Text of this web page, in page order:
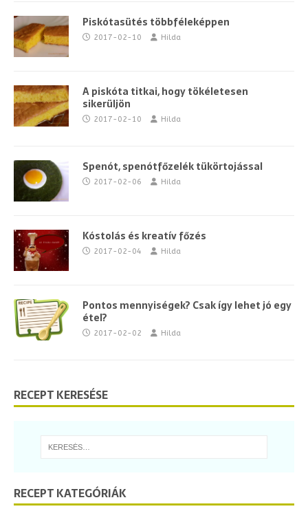
Piskótasütés többféleképpen
2017-02-10 Hilda
A piskóta titkai, hogy tökéletesen
sikerüljön
2017-02-10 Hilda
Spenót, spenótfőzelék tükörtojással
2017-02-06 Hilda
Kóstolás és kreatív főzés
2017-02-04 Hilda
Pontos mennyiségek? Csak így lehet jó egy
étel?
2017-02-02 Hilda
RECEPT KERESÉSE
RECEPT KATEGÓRIÁK